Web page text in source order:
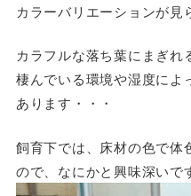
カラーバリエーションが見
カラフルな落ち葉にまぎれ
棲んでいる環境や湿度によ
あります・・・
飼育下では、床材の色で体
ので、なにかと興味深いで